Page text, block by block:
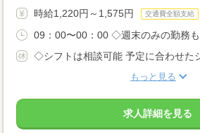
時給1,220円～1,575円 交通費全額支給
09：00〜00：00 ◇週末のみの勤務
◇シフトは相談可能 予定に合わせた
もっと見る
求人詳細を見る